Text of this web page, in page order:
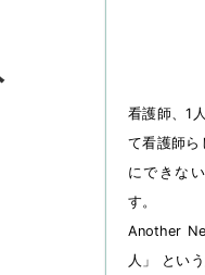
看護師、1
て看護師ら
にできな
す。
Another
人」 とい